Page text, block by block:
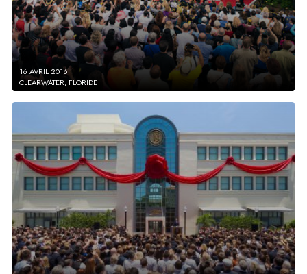
16 AVRIL 2016
CLEARWATER, FLORIDE